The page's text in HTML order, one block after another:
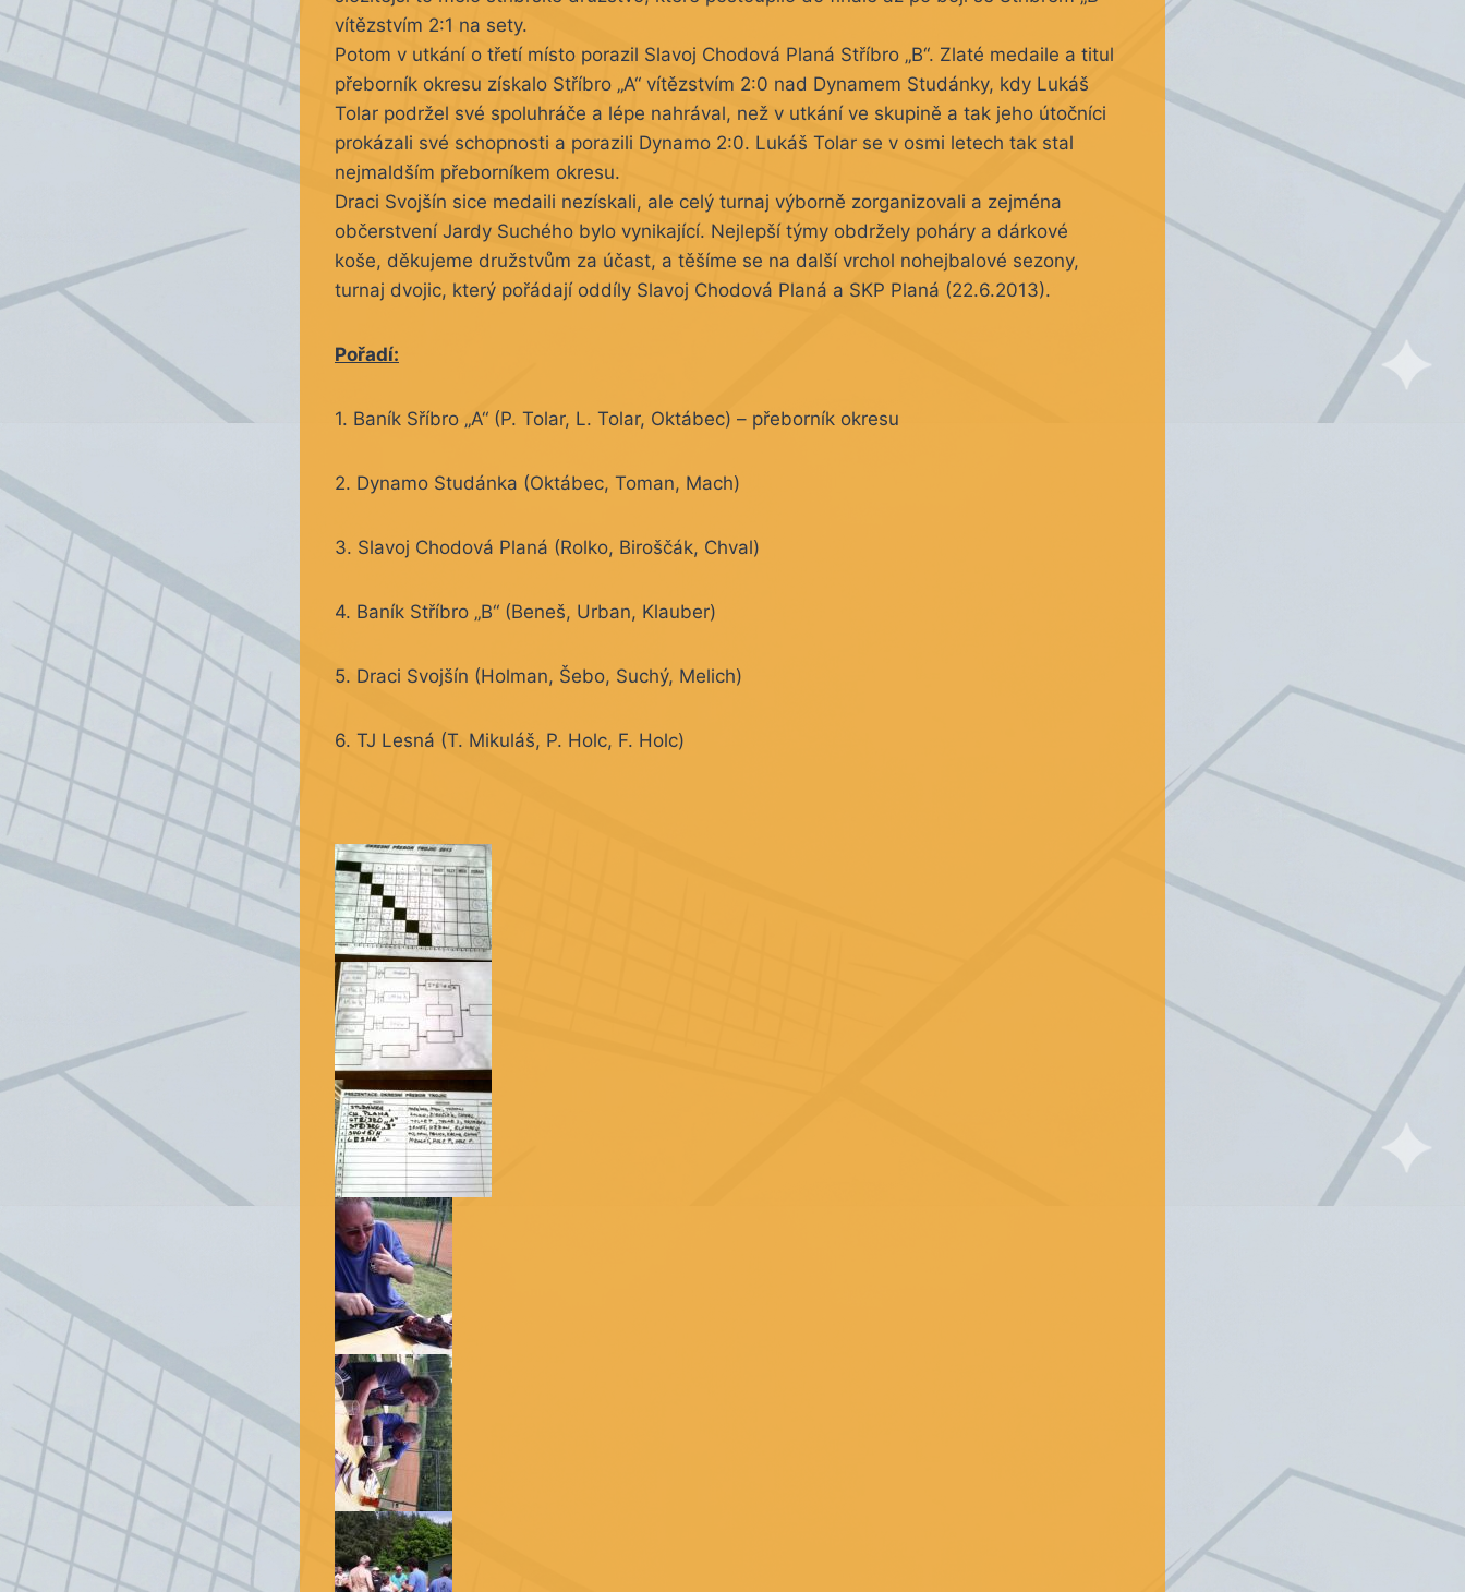
vítězstvím 2:1 na sety.
Potom v utkání o třetí místo porazil Slavoj Chodová Planá Stříbro „B“. Zlaté medaile a titul
přeborník okresu získalo Stříbro „A“ vítězstvím 2:0 nad Dynamem Studánky, kdy Lukáš
Tolar podržel své spoluhráče a lépe nahrával, než v utkání ve skupině a tak jeho útočníci
prokázali své schopnosti a porazili Dynamo 2:0. Lukáš Tolar se v osmi letech tak stal
nejmaldším přeborníkem okresu.
Draci Svojšín sice medaili nezískali, ale celý turnaj výborně zorganizovali a zejména
občerstvení Jardy Suchého bylo vynikající. Nejlepší týmy obdržely poháry a dárkové
koše, děkujeme družstvům za účast, a těšíme se na další vrchol nohejbalové sezony,
turnaj dvojic, který pořádají oddíly Slavoj Chodová Planá a SKP Planá (22.6.2013).
Pořadí:
1. Baník Sříbro „A“ (P. Tolar, L. Tolar, Oktábec) – přeborník okresu
2. Dynamo Studánka (Oktábec, Toman, Mach)
3. Slavoj Chodová Planá (Rolko, Biroščák, Chval)
4. Baník Stříbro „B“ (Beneš, Urban, Klauber)
5. Draci Svojšín (Holman, Šebo, Suchý, Melich)
6. TJ Lesná (T. Mikuláš, P. Holc, F. Holc)